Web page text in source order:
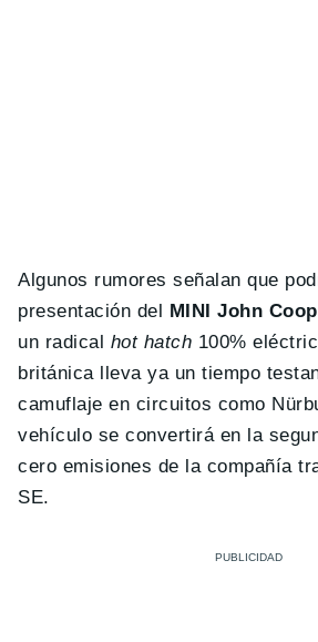
Algunos rumores señalan que
presentación del MINI John
un radical hot hatch 100%
británica lleva ya un tiempo
camuflaje en circuitos como
vehículo se convertirá en la
cero emisiones de la compañía
SE.